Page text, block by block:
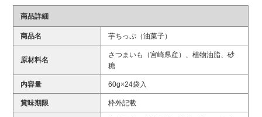
商品詳細
商品名 芋ちっぷ（油菓子）
原材料名
さつまいも（宮崎県産）、植物油脂、砂
糖
内容量 60g×24袋入
賞味期限 枠外記載